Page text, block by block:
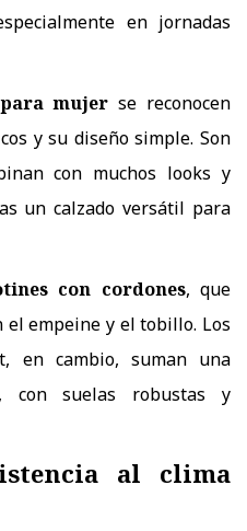
en jornadas
para mujer se reconocen
y su diseño simple. Son
con muchos looks y
un calzado versátil para
con cordones, que
empeine y el tobillo. Los
en cambio, suman una
con suelas robustas y
al clima